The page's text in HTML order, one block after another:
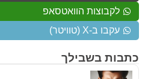
כתבות בשבילך
לקבוצות הוואטסאפ
עקבו ב-X (טוויטר)